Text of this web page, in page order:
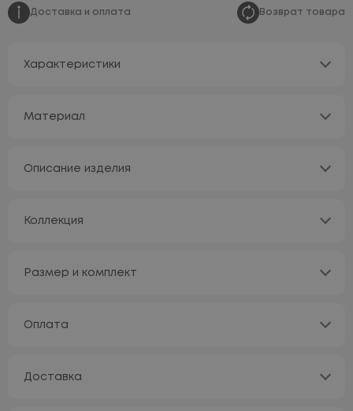
Доставка и оплата Возврат товара
Характеристики
Материал
Описание изделия
Коллекция
Размер и комплект
Оплата
Доставка